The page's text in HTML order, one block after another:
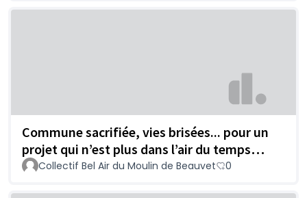
Commune sacrifiée, vies brisées... pour un
projet qui n’est plus dans l’air du temps…
Collectif Bel Air du Moulin de Beauvet 0